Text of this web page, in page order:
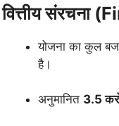
वित्तीय संरचना
योजना का कुल
है।
अनुमानित 3.5